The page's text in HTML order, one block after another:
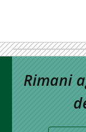
Rimani